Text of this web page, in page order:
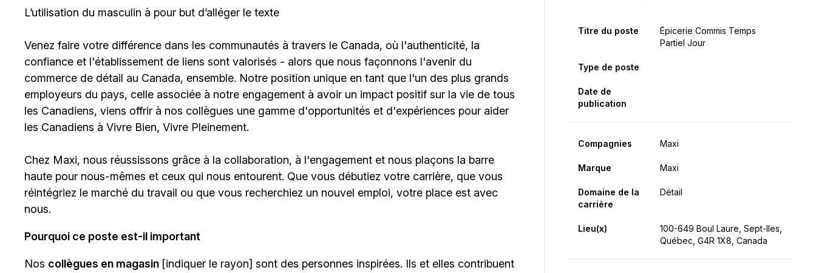
L’utilisation du masculin à pour but d’alléger le texte
Venez faire votre différence dans les communautés à travers le Canada, où l'authenticité, la
confiance et l'établissement de liens sont valorisés - alors que nous façonnons l'avenir du
commerce de détail au Canada, ensemble. Notre position unique en tant que l'un des plus grands
employeurs du pays, celle associée à notre engagement à avoir un impact positif sur la vie de tous
les Canadiens, viens offrir à nos collègues une gamme d'opportunités et d'expériences pour aider
les Canadiens à Vivre Bien, Vivre Pleinement.
Chez Maxi, nous réussissons grâce à la collaboration, à l'engagement et nous plaçons la barre
haute pour nous-mêmes et ceux qui nous entourent. Que vous débutiez votre carrière, que vous
réintégriez le marché du travail ou que vous recherchiez un nouvel emploi, votre place est avec
nous.
Pourquoi ce poste est-il important
Nos collègues en magasin [indiquer le rayon] sont des personnes inspirées. Ils et elles contribuent
Titre du poste
Épicerie Commis Temps
Partiel Jour
Type de poste
Date de
publication
Compagnies Maxi
Marque Maxi
Domaine de la
carrière
Détail
Lieu(x)
100-649 Boul Laure, Sept-Iles,
Québec, G4R 1X8, Canada